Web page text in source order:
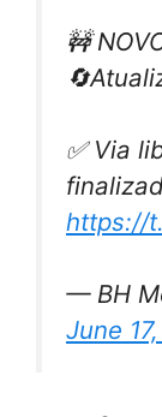
🚧
✅ Via
https://
— BH
June